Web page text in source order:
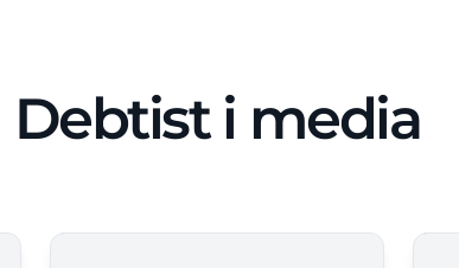
Debtist i media